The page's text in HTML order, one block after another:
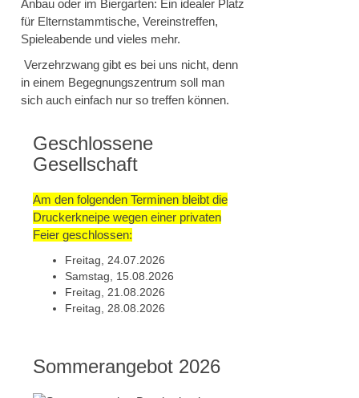
Anbau oder im Biergarten: Ein idealer Platz
für Elternstammtische, Vereinstreffen,
Spieleabende und vieles mehr.
Verzehrzwang gibt es bei uns nicht, denn
in einem Begegnungszentrum soll man
sich auch einfach nur so treffen können.
Geschlossene
Gesellschaft
Am den folgenden Terminen bleibt die
Druckerkneipe wegen einer privaten
Feier geschlossen:
Freitag, 24.07.2026
Samstag, 15.08.2026
Freitag, 21.08.2026
Freitag, 28.08.2026
Sommerangebot 2026